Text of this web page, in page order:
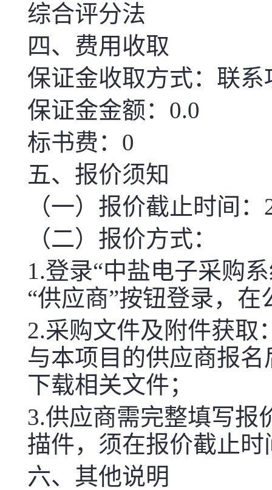
综合评分法
四、费用收取
保证金收取方式：联系
保证金金额：0.0
标书费：0
五、报价须知
（一）报价截止时间：
（二）报价方式：
1.登录“中盐电子采购
“供应商”按钮登录，
2.采购文件及附件获取
与本项目的供应商报
下载相关文件；
3.供应商需完整填写报
描件，须在报价截止
六、其他说明